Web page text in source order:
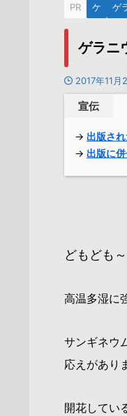
PR ケ ゲ
ゲラニ
2017年11月
宣伝
→ 出版さ
→ 出版に
どもども
高温多湿に
サンギネウ
応えがあり
開花してい